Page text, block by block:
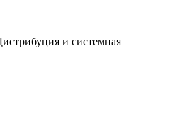
и системная